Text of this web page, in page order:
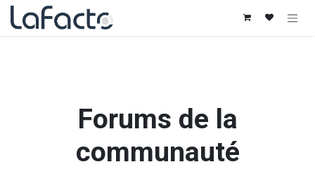
Se rendre au contenu
Forums de la
communauté